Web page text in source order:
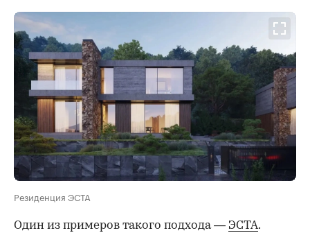
Резиденция ЭСТА
Один из примеров такого подхода — ЭСТА.